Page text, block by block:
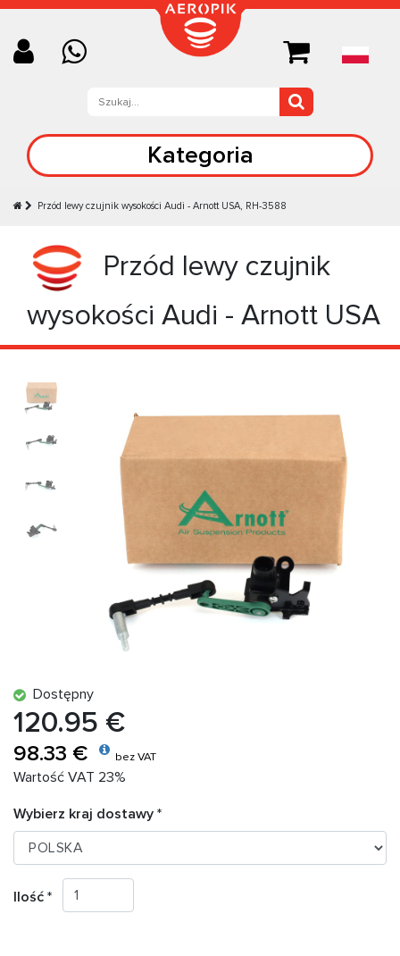
Kategoria
Przód lewy czujnik wysokości Audi - Arnott USA, RH-3588
Przód lewy czujnik
wysokości Audi - Arnott USA
Dostępny
120.95 €
98.33 € bez VAT
Wartość VAT 23%
Wybierz kraj dostawy *
Ilość *